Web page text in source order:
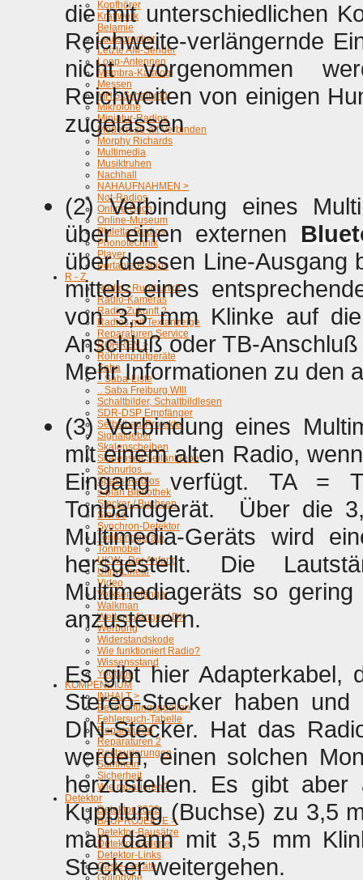
Kopfhörer
Kraftwerk
Belamie
Lautsprecher
Letzte AM-Sender
Loop-Antennen
Membra-Katalog
Messen
MHG-Schaltung
Mikrofone
Miniatur-Radios
Modern-zu-alt Verbinden
Morphy Richards
Multimedia
Musiktruhen
Nachhall
NAHAUFNAHMEN >
Not-Radios
Online-Buch
Online-Museum
Philetta-Radios
Phonotechnik
Player
Portable Radios
R - Z
Radio? Rundfunk?
Radio-Kameras
Radio Zukunft ?
Radios mit Textanzeige
Reparaturen Service
RÖHREN >
Röhrenprüfgeräte
Saba
.. Saba-Liste
.. Saba Freiburg WIII
Schaltbilder, Schaltbildlesen
SDR-DSP Empfänger
Selbstbau-Projekte
Signalgeber
Skalenscheiben
Skalenseil Seilantriebe
Schnurlos ...
Spass-Radios
s-plan Bibliothek
Stecker / Buchsen
Stereo
Synchron-Detektor
Tonbandgeräte
Tonmöbel
UKW - Der Anfang
Ultra-Linear
Video
Volksempfänger
Walkman
Weltempfänger / DX
Werbung
Widerstandskode
Wie funktioniert Radio?
Wissensstand
Youtube
KOMPENDIUM
INHALT >
Beschaffungsquellen
Fehlersuch-Tabelle
Reparaturen
Reparaturen 2
Restaurierungen
Sammeln
Sicherheit
Wie reparieren?
Detektor
Detektor 2022
BAUPROJEKTE >
Detektor-Bausätze
Detektor-Galerie
Detektor-Links
Gäste-Geräte
Gollodyne
die mit unterschiedlichen
Reichweite-verlängernde
nicht vorgenommen
Reichweiten von einigen
zugelassen
(2) Verbindung eines
über einen externen
über dessen Line-Ausgang
mittels eines
von 3,5 mm Klinke auf
Anschluß oder TB-
Mehr Informationen zu den
(3) Verbindung eines
mit einem alten Radio,
Eingang verfügt. TA =
Tonbandgerät. Über die
Multimedia-Geräts wird
hersgestellt. Die
Multimediageräts so
anzusteuern.
Es gibt hier Adapterkabel,
Stereo-Stecker haben
DIN-Stecker. Hat das
werden, einen solchen
herzustellen. Es gibt
Kupplung (Buchse) zu 3,5
man dann mit 3,5 mm
Stecker weitergehen.